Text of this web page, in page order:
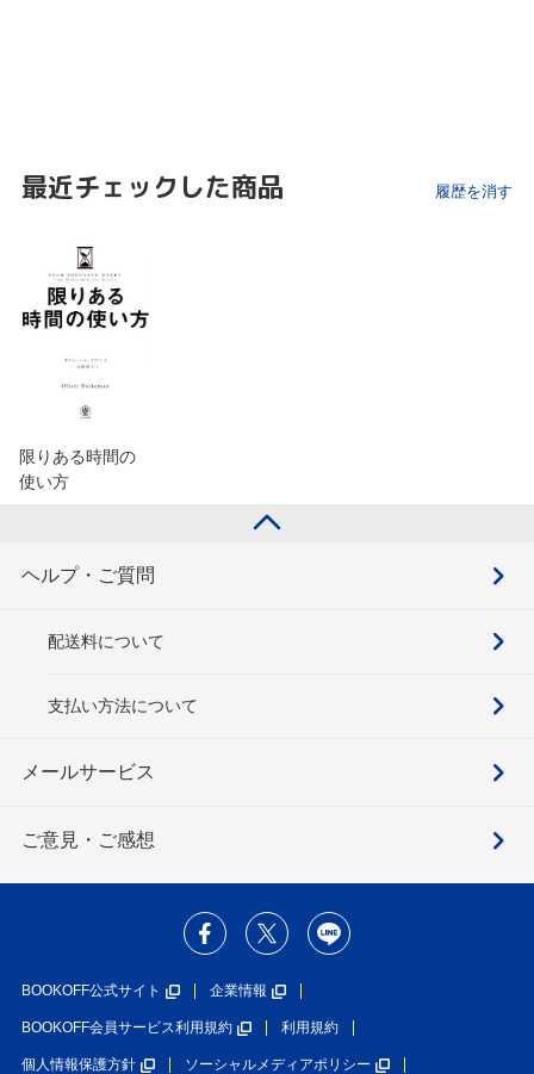
最近チェックした商品 履歴を消す
限りある時間の
使い方
ヘルプ・ご質問
配送料について
支払い方法について
メールサービス
ご意見・ご感想
BOOKOFF公式サイト 企業情報
BOOKOFF会員サービス利用規約 利用規約
個人情報保護方針 ソーシャルメディアポリシー